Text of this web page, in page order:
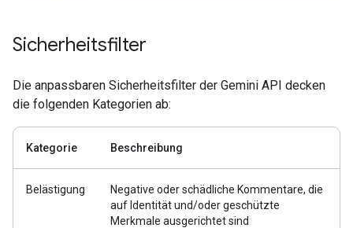
Sicherheitsfilter
Die anpassbaren Sicherheitsfilter der Gemini API decken
die folgenden Kategorien ab:
Kategorie Beschreibung
Belästigung
Negative oder schädliche Kommentare, die
auf Identität und/oder geschützte
Merkmale ausgerichtet sind